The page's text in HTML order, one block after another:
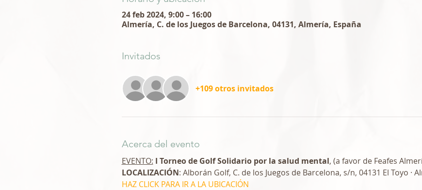
24 feb 2024, 9:00 – 16:00
Almería, C. de los Juegos de Barcelona, 04131, Almería, España
Invitados
+109 otros invitados
Acerca del evento
EVENTO: I Torneo de Golf Solidario por la salud mental, (a favor de Feafes
LOCALIZACIÓN: Alborán Golf, C. de los Juegos de Barcelona, s/n, 04131 El Toyo ·
HAZ CLICK PARA IR A LA UBICACIÓN